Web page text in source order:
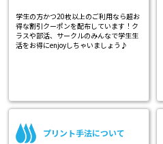
学生の方かつ20枚以上のご利用なら超お
得な割引クーポンを配布しています！ク
ラスや部活、サークルのみんなで学生生
活をお得にenjoyしちゃいましょう♪
プリント手法について